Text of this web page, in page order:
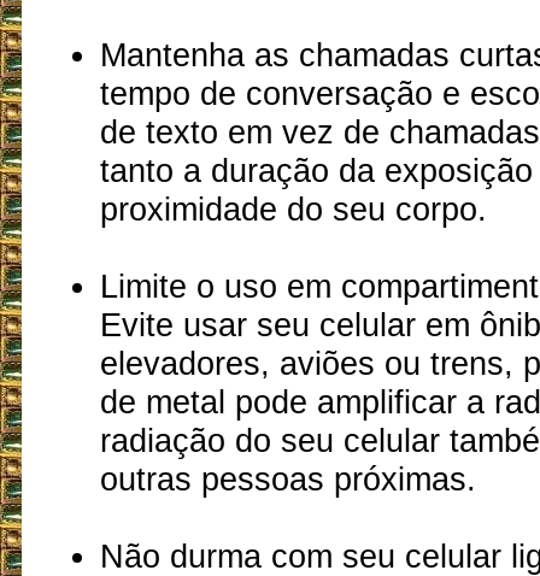
Mantenha as chamadas
tempo de conversação e
de texto em vez de
tanto a duração da
proximidade do seu corpo.
Limite o uso em
Evite usar seu celular em
elevadores, aviões ou trens,
de metal pode amplificar a
radiação do seu celular
outras pessoas próximas.
Não durma com seu celular